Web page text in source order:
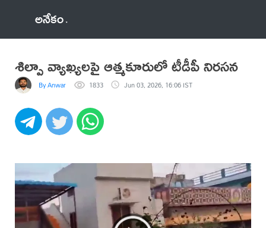
అనేకం
శిల్పా వ్యాఖ్యలపై ఆత్మకూరులో టీడీపీ నిరసన
By Anwar 1833 Jun 03, 2026, 16:06 IST